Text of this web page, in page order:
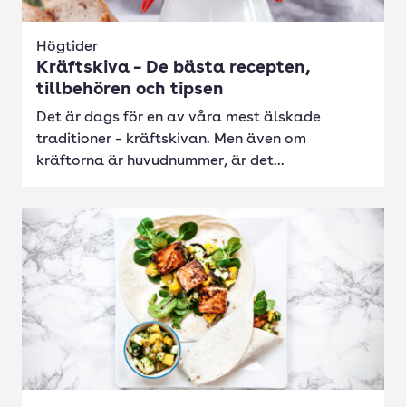
Högtider
Kräftskiva – De bästa recepten,
tillbehören och tipsen
Det är dags för en av våra mest älskade
traditioner – kräftskivan. Men även om
kräftorna är huvudnummer, är det...